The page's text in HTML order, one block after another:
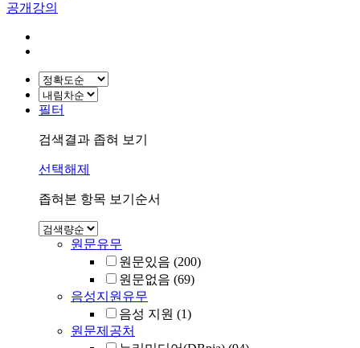
공개강의
필터
검색결과 좁혀 보기
선택해제
좁혀본 항목 보기순서
원문유무
원문있음 (200)
원문없음 (69)
음성지원유무
음성 지원 (1)
원문제공처